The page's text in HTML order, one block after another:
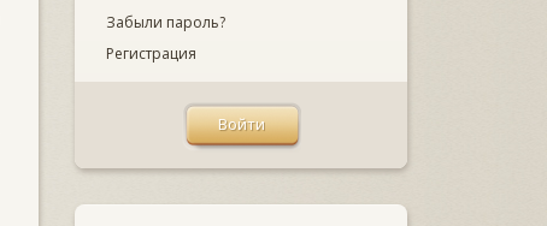
Забыли пароль?
Регистрация